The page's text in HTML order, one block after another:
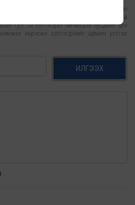
сэтгэгдэлд www.mediacouncil.mn
сайт ХХЗХ-ны журмын дагуу зүй зохисгүй
тул Та сэтгэгдэл бичихдээ бусдын эрх
хэмжээ зөрчсөн сэтгэгдлийг админ устгах
ИЛГЭЭХ